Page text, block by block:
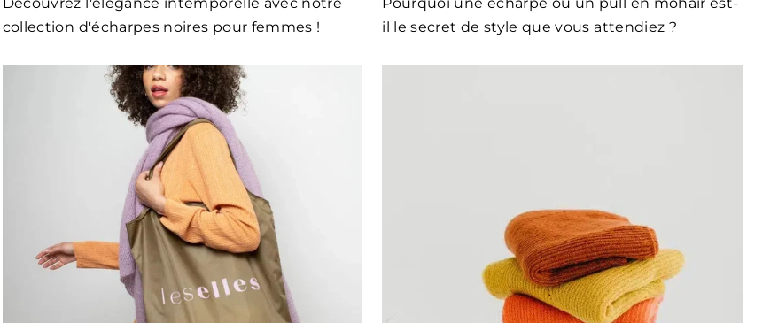
collection d'écharpes noires pour femmes !
il le secret de style que vous attendiez ?